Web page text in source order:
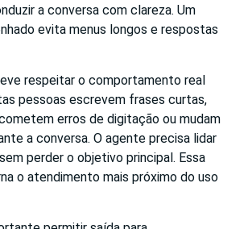
a conversa com clareza. Um
evita menus longos e respostas
respeitar o comportamento real
pessoas escrevem frases curtas,
erros de digitação ou mudam
a conversa. O agente precisa lidar
perder o objetivo principal. Essa
o atendimento mais próximo do uso